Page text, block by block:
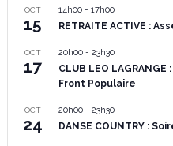
OCT
15
14h00- 17h00
RETRAITE ACTIVE :
OCT
17
20h00- 23h30
CLUB LEO
Front Populaire
OCT
24
20h00- 23h30
DANSE COUNTRY :